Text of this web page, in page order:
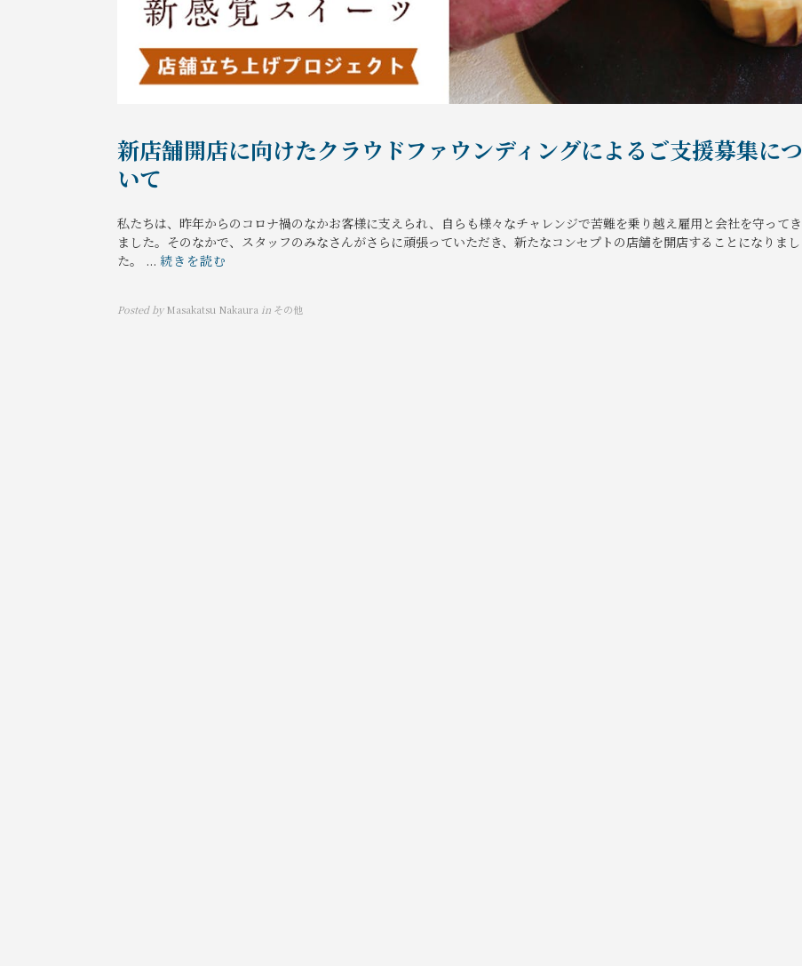
新店舗開店に向けたクラウドファウンディングによるご支援募集につ
いて
私たちは、昨年からのコロナ禍のなかお客様に支えられ、自らも様々なチャレンジで苦難を乗り越え雇用と会社を守ってき
ました。そのなかで、スタッフのみなさんがさらに頑張っていただき、新たなコンセプトの店舗を開店することになりまし
た。 ... 続きを読む
Posted by Masakatsu Nakaura in その他